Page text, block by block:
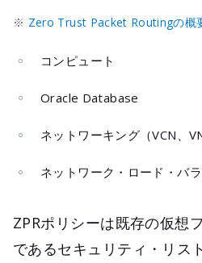
※ Zero Trust Packet Routingの概
コンピュート
Oracle Database
ネットワーキング（VCN、
ネットワーク・ロード・バ
ZPRポリシーは既存の仮想
であるセキュリティ・リス